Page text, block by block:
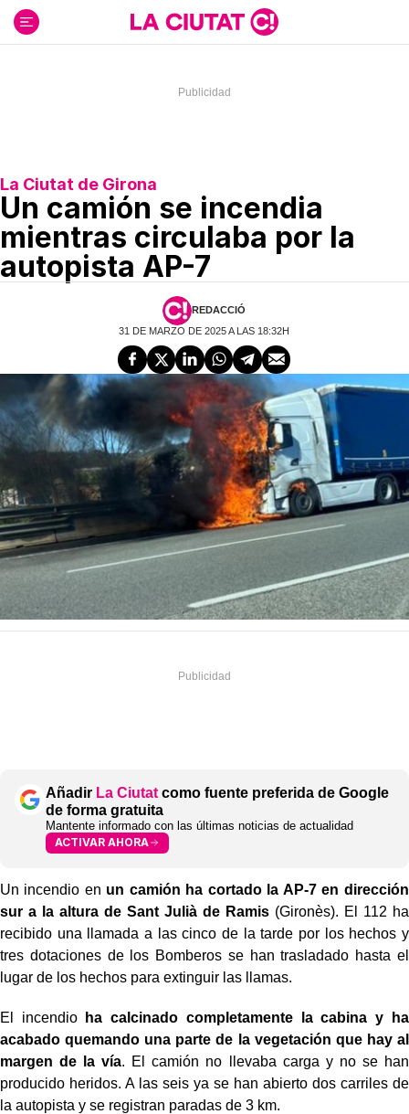
contenido
La Ciutat de Girona
Un camión se incendia
mientras circulaba por la
autopista AP-7
REDACCIÓ
31 DE MARZO DE 2025 A LAS 18:32H
Añadir La Ciutat como fuente preferida de Google
de forma gratuita
Mantente informado con las últimas noticias de actualidad
ACTIVAR AHORA
Un incendio en un camión ha cortado la AP-7 en dirección
sur a la altura de Sant Julià de Ramis(Gironès). El 112 ha
recibido una llamada a las cinco de la tarde por los hechos y
tres dotaciones de los Bomberos se han trasladado hasta el
lugar de los hechos para extinguir las llamas.
El incendio
ha calcinado completamente la cabina y ha
acabado quemando una parte de la vegetación que hay al
margen de la vía. El camión no llevaba carga y no se han
producido heridos. A las seis ya se han abierto dos carriles de
la autopista y se registran paradas de 3 km.